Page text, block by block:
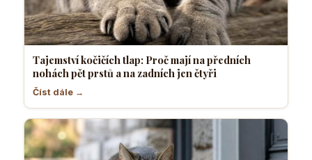
Tajemství kočičích tlap: Proč mají na předních
nohách pět prstů a na zadních jen čtyři
Číst dále →